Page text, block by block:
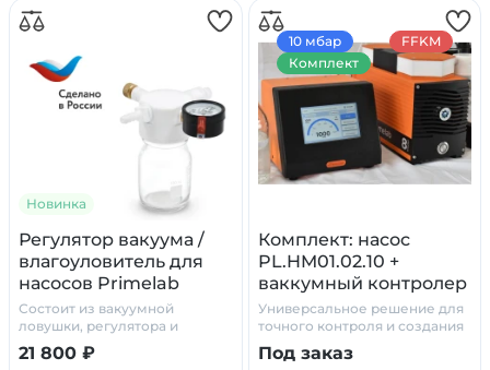
Новинка
Регулятор вакуума /
влагоуловитель для
насосов Primelab
Состоит из вакуумной
ловушки, регулятора и
вакуумметра/вакуумная сосуд
ловушка
21 800 ₽
Комплект: насос
PL.HM01.02.10 +
ваккумный контролер
Vc Pro
Универсальное решение для
точного контроля и создания
вакуума в лабораторных
условиях
Под заказ
10 мбар
FFKM
Комплект